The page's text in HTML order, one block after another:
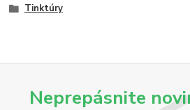
Tinktúry
Neprepásnite